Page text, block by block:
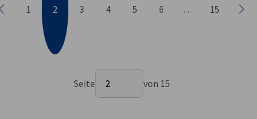
Vorherige
1 2 3 4 5 6 … 15
Seite 2 von 15
Seite
Seite auswählen
2 von 15